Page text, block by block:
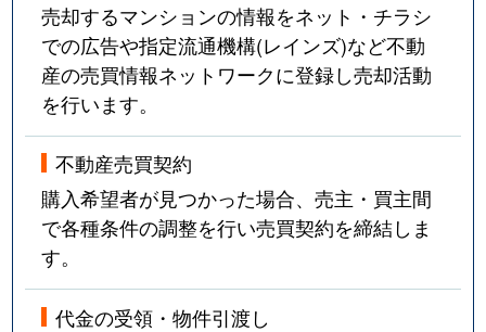
売却するマンションの情報をネット・チラシ
での広告や指定流通機構(レインズ)など不動
産の売買情報ネットワークに登録し売却活動
を行います。
不動産売買契約
購入希望者が見つかった場合、売主・買主間
で各種条件の調整を行い売買契約を締結しま
す。
代金の受領・物件引渡し